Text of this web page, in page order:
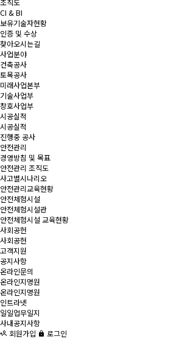
조직도
CI & BI
보유기술자현황
인증 및 수상
찾아오시는길
사업분야
건축공사
토목공사
미래사업본부
기술사업부
창호사업부
시공실적
시공실적
진행중 공사
안전관리
경영방침 및 목표
안전관리 조직도
사고별시나리오
안전관리교육현황
안전체험시설
안전체험시설관
안전체험시설 교육현황
사회공헌
사회공헌
고객지원
공지사항
온라인문의
온라인지명원
온라인지명원
인트라넷
일일업무일지
사내공지사항
회원가입
로그인